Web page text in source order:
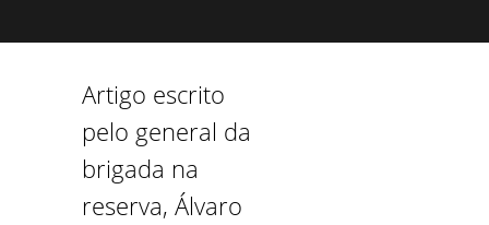
Artigo escrito
pelo general da
brigada na
reserva, Álvaro